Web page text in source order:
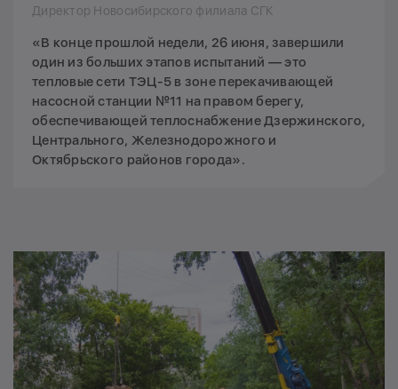
Директор Новосибирского филиала СГК
«В конце прошлой недели, 26 июня, завершили
один из больших этапов испытаний — это
тепловые сети ТЭЦ-5 в зоне перекачивающей
насосной станции №11 на правом берегу,
обеспечивающей теплоснабжение Дзержинского,
Центрального, Железнодорожного и
Октябрьского районов города».